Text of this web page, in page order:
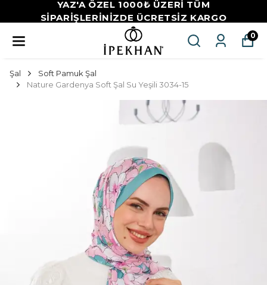
YAZ'A ÖZEL 1000₺ ÜZERİ TÜM
SİPARİŞLERİNİZDE ÜCRETSİZ KARGO
0
Şal
Soft Pamuk Şal
Nature Gardenya Soft Şal Su Yeşili 3034-15